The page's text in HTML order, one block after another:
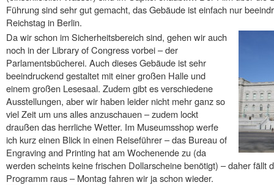
Führung sind sehr gut gemacht, das Gebäude ist einfach nur
Reichstag in Berlin.
Da wir schon im Sicherheitsbereich sind, gehen wir auch
noch in der Library of Congress vorbei – der
Parlamentsbücherei. Auch dieses Gebäude ist sehr
beeindruckend gestaltet mit einer großen Halle und
einem großen Lesesaal. Zudem gibt es verschiedene
Ausstellungen, aber wir haben leider nicht mehr ganz so
viel Zeit um uns alles anzuschauen – zudem lockt
draußen das herrliche Wetter. Im Museumsshop werfe
ich kurz einen Blick in einen Reiseführer – das Bureau of
Engraving and Printing hat am Wochenende zu (da
werden scheints keine frischen Dollarscheine benötigt) – daher fällt
Programm raus – Montag fahren wir ja schon wieder.